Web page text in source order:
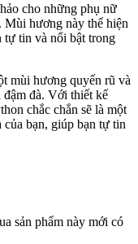
cho những phụ nữ
Mùi hương này thể hiện
tự tin và nổi bật trong
mùi hương quyến rũ và
đậm đà. Với thiết kế
chắc chắn sẽ là một
của bạn, giúp bạn tự tin
sản phẩm này mới có